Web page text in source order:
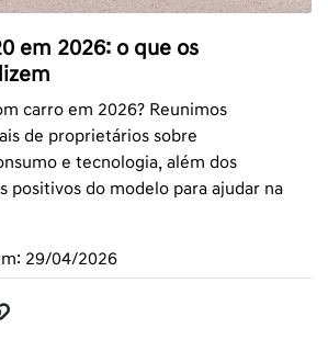
em 2026: o que os
carro em 2026? Reunimos
de proprietários sobre
e tecnologia, além dos
positivos do modelo para ajudar na
29/04/2026